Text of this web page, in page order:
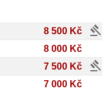
8 500 Kč gavel
8 000 Kč
7 500 Kč gavel
7 000 Kč